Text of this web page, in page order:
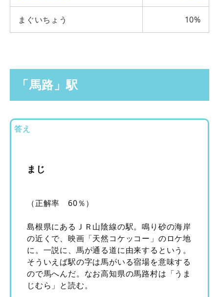
まぐいちょう 10%
「馬路」駅
答え
まじ
（正解率 60％）
島根県にあるＪＲ山陰線の駅。鳴り砂の海岸
の近くで、映画「天然コケッコー」のロケ地
に。一説に、馬が通る道に由来するという。
そういえば駅の字は馬がいる宿場を意味する
ので馬へんだ。なお高知県の馬路村は「うま
じむら」と読む。